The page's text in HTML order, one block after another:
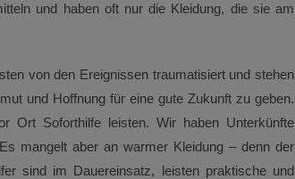
und haben oft nur die Kleidung, die sie am
von den Ereignissen traumatisiert und stehen
und Hoffnung für eine gute Zukunft zu geben.
Ort Soforthilfe leisten. Wir haben Unterkünfte
mangelt aber an warmer Kleidung – denn der
sind im Dauereinsatz, leisten praktische und